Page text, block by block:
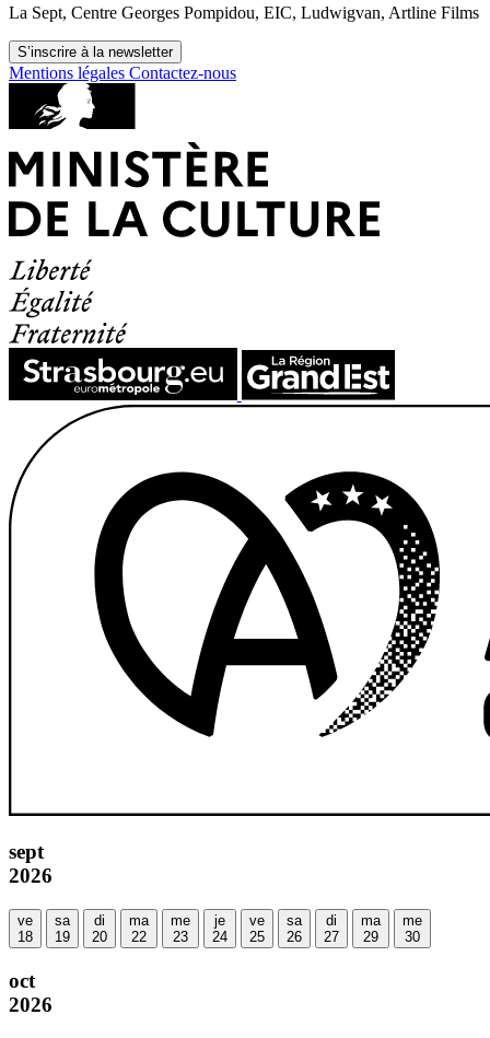
La Sept, Centre Georges Pompidou, EIC, Ludwigvan, Artline Films
S’inscrire à la newsletter
Mentions légales Contactez-nous
sept
2026
ve
18
sa
19
di
20
ma
22
me
23
je
24
ve
25
sa
26
di
27
ma
29
me
30
oct
2026